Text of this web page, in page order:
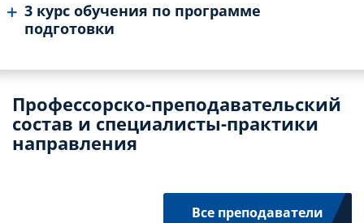
3 курс обучения по программе
подготовки
Профессорско-преподавательский
состав и специалисты-практики
направления
Все преподаватели